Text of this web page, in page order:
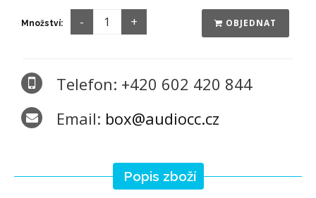
Množství: OBJEDNAT
Telefon: +420 602 420 844
Email: box@audiocc.cz
Popis zboží